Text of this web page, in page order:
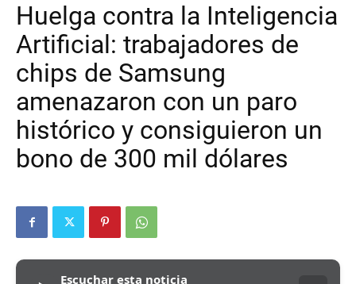
Huelga contra la Inteligencia
Artificial: trabajadores de
chips de Samsung
amenazaron con un paro
histórico y consiguieron un
bono de 300 mil dólares
Escuchar esta noticia